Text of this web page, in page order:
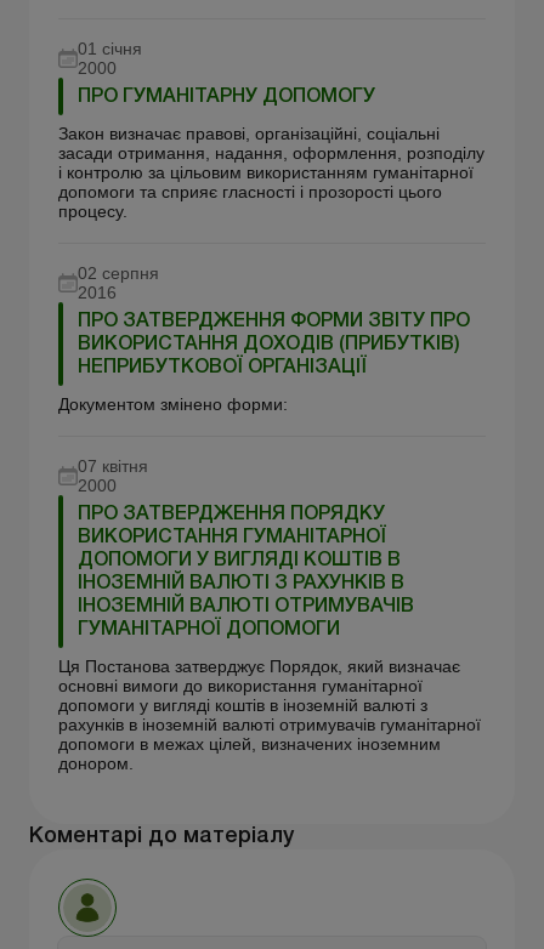
01 січня
2000
ПРО ГУМАНІТАРНУ ДОПОМОГУ
Закон визначає правові, організаційні, соціальні
засади отримання, надання, оформлення, розподілу
і контролю за цільовим використанням гуманітарної
допомоги та сприяє гласності і прозорості цього
процесу.
02 серпня
2016
ПРО ЗАТВЕРДЖЕННЯ ФОРМИ ЗВІТУ ПРО
ВИКОРИСТАННЯ ДОХОДІВ (ПРИБУТКІВ)
НЕПРИБУТКОВОЇ ОРГАНІЗАЦІЇ
Документом змінено форми:
07 квітня
2000
ПРО ЗАТВЕРДЖЕННЯ ПОРЯДКУ
ВИКОРИСТАННЯ ГУМАНІТАРНОЇ
ДОПОМОГИ У ВИГЛЯДІ КОШТІВ В
ІНОЗЕМНІЙ ВАЛЮТІ З РАХУНКІВ В
ІНОЗЕМНІЙ ВАЛЮТІ ОТРИМУВАЧІВ
ГУМАНІТАРНОЇ ДОПОМОГИ
Ця Постанова затверджує Порядок, який визначає
основні вимоги до використання гуманітарної
допомоги у вигляді коштів в іноземній валюті з
рахунків в іноземній валюті отримувачів гуманітарної
допомоги в межах цілей, визначених іноземним
донором.
Коментарі до матеріалу